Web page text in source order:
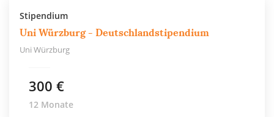
Stipendium
Uni Würzburg - Deutschlandstipendium
Uni Würzburg
300 €
12 Monate